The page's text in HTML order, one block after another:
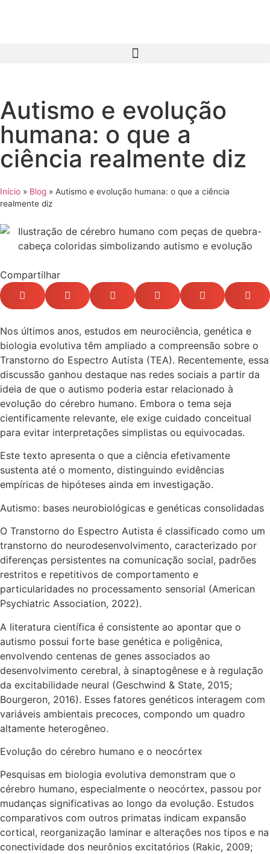
Autismo e evolução
humana: o que a
ciência realmente diz
Início » Blog » Autismo e evolução humana: o que a ciência
realmente diz
Compartilhar
Nos últimos anos, estudos em neurociência, genética e
biologia evolutiva têm ampliado a compreensão sobre o
Transtorno do Espectro Autista (TEA). Recentemente, essa
discussão ganhou destaque nas redes sociais a partir da
ideia de que o autismo poderia estar relacionado à
evolução do cérebro humano. Embora o tema seja
cientificamente relevante, ele exige cuidado conceitual
para evitar interpretações simplistas ou equivocadas.
Este texto apresenta o que a ciência efetivamente
sustenta até o momento, distinguindo evidências
empíricas de hipóteses ainda em investigação.
Autismo: bases neurobiológicas e genéticas consolidadas
O Transtorno do Espectro Autista é classificado como um
transtorno do neurodesenvolvimento, caracterizado por
diferenças persistentes na comunicação social, padrões
restritos e repetitivos de comportamento e
particularidades no processamento sensorial (American
Psychiatric Association, 2022).
A literatura científica é consistente ao apontar que o
autismo possui forte base genética e poligênica,
envolvendo centenas de genes associados ao
desenvolvimento cerebral, à sinaptogênese e à regulação
da excitabilidade neural (Geschwind & State, 2015;
Bourgeron, 2016). Esses fatores genéticos interagem com
variáveis ambientais precoces, compondo um quadro
altamente heterogêneo.
Evolução do cérebro humano e o neocórtex
Pesquisas em biologia evolutiva demonstram que o
cérebro humano, especialmente o neocórtex, passou por
mudanças significativas ao longo da evolução. Estudos
comparativos com outros primatas indicam expansão
cortical, reorganização laminar e alterações nos tipos e na
conectividade dos neurônios excitatórios (Rakic, 2009;